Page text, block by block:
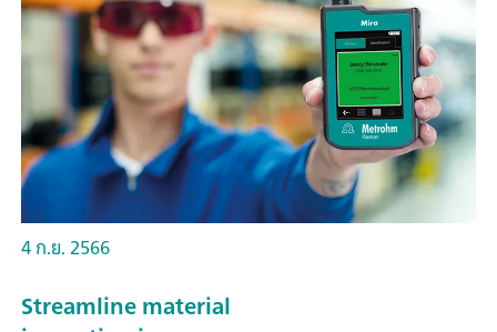
4 ก.ย. 2566
Streamline material